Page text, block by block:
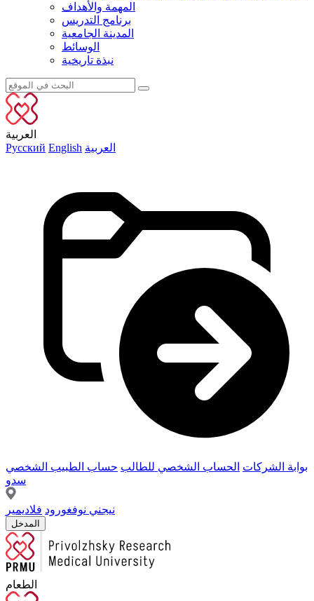
المهمة والأهداف
برنامج التدريس
المدينة الجامعية
الوسائط
نبذة تاريخية
العربية
Русский English العربية
بوابة الشركات الحساب الشخصي للطالب حساب الطبيب الشخصي
سدو
نيجني نوفغورود فلاديمير
المدخل
الطعام